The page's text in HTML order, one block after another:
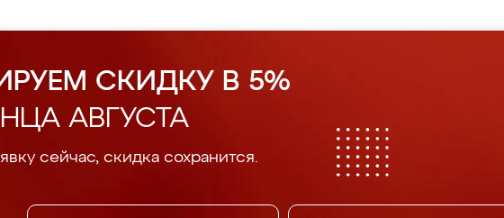
СКИДКУ В 5%
АВГУСТА
сейчас, скидка сохранится.